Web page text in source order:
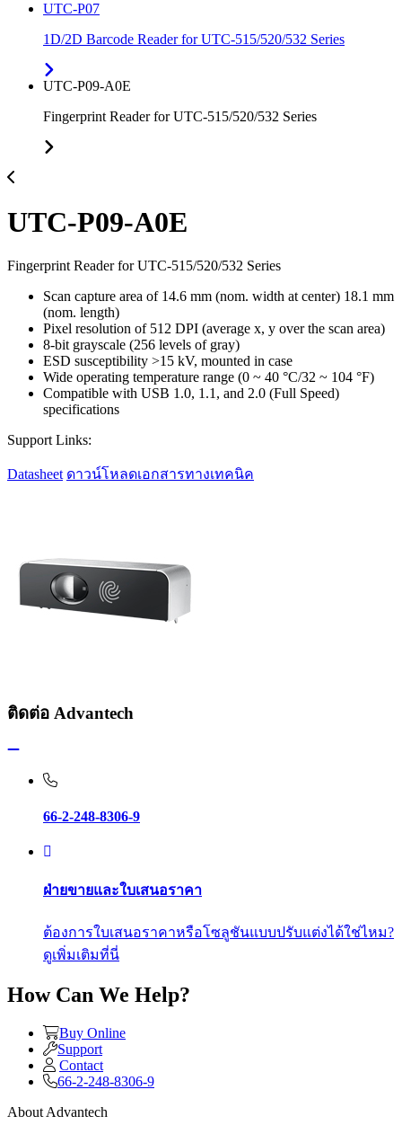
UTC-P07
1D/2D Barcode Reader for UTC-515/520/532 Series
UTC-P09-A0E
Fingerprint Reader for UTC-515/520/532 Series
UTC-P09-A0E
Fingerprint Reader for UTC-515/520/532 Series
Scan capture area of 14.6 mm (nom. width at center) 18.1 mm
(nom. length)
Pixel resolution of 512 DPI (average x, y over the scan area)
8-bit grayscale (256 levels of gray)
ESD susceptibility >15 kV, mounted in case
Wide operating temperature range (0 ~ 40 °C/32 ~ 104 °F)
Compatible with USB 1.0, 1.1, and 2.0 (Full Speed)
specifications
Support Links:
Datasheet ดาวน์โหลดเอกสารทางเทคนิค
ติดต่อ Advantech
66-2-248-8306-9
ฝ่ายขายและใบเสนอราคา
ต้องการใบเสนอราคาหรือโซลูชันแบบปรับแต่งได้ใช่ไหม?
ดูเพิ่มเติมที่นี่
How Can We Help?
Buy Online
Support
Contact
66-2-248-8306-9
About Advantech